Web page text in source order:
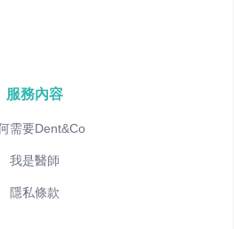
服務內容
需要Dent&Co
我是醫師
隱私條款